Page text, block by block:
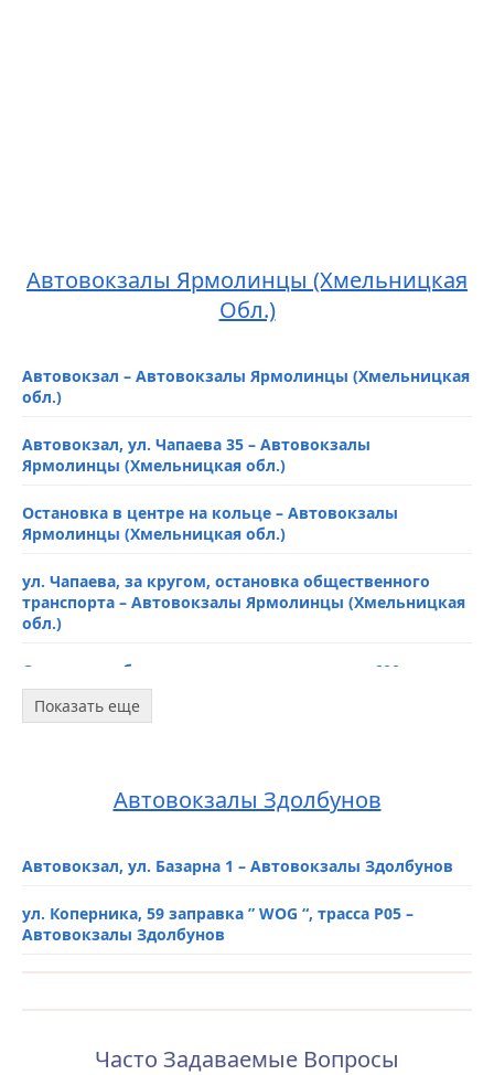
Автовокзалы Ярмолинцы (Хмельницкая
Обл.)
Автовокзал – Автовокзалы Ярмолинцы (Хмельницкая
обл.)
Автовокзал, ул. Чапаева 35 – Автовокзалы
Ярмолинцы (Хмельницкая обл.)
Остановка в центре на кольце – Автовокзалы
Ярмолинцы (Хмельницкая обл.)
ул. Чапаева, за кругом, остановка общественного
транспорта – Автовокзалы Ярмолинцы (Хмельницкая
обл.)
Остановка общественного транспорта, пл. 600-летия
Ярмолинец, за кругом – Автовокзалы Ярмолинцы
(Хмельницкая обл.)
Ярмолинцы (Хмельницкая обл.)
Показать еще
Автовокзалы Здолбунов
Автовокзал, ул. Базарна 1 – Автовокзалы Здолбунов
ул. Коперника, 59 заправка ” WOG “, трасса Р05 –
Автовокзалы Здолбунов
Часто Задаваемые Вопросы